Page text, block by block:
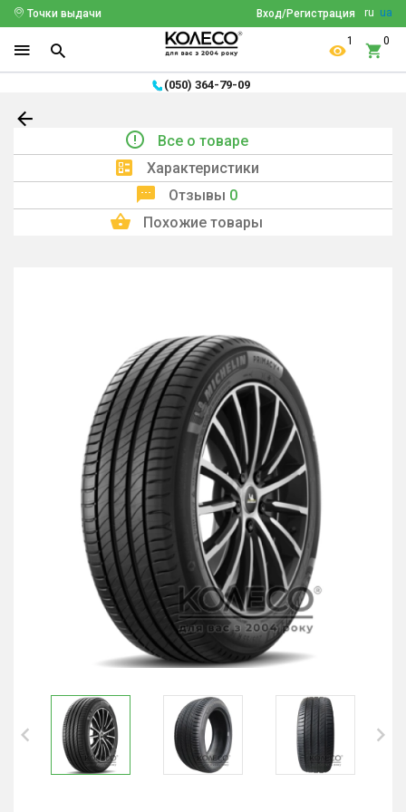
ru ua
Вход/Регистрация
Точки выдачи
1 0
(050) 364-79-09
Все о товаре
Характеристики
Отзывы 0
Похожие товары